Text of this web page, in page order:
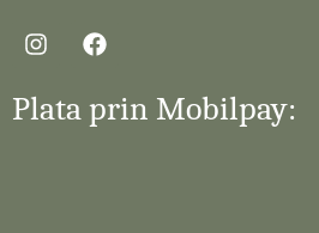
Plata prin Mobilpay: